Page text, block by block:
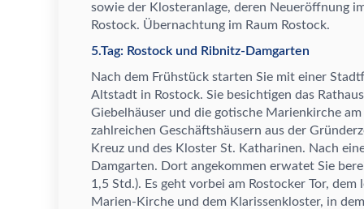
sowie der Klosteranlage, deren Neueröffnung
Rostock. Übernachtung im Raum Rostock.
5.Tag: Rostock und Ribnitz-Damgarten
Nach dem Frühstück starten Sie mit einer Stadtf
Altstadt in Rostock. Sie besichtigen das
Giebelhäuser und die gotische Marienkirche
zahlreichen Geschäftshäusern aus der Grü
Kreuz und des Kloster St. Katharinen. Nach
Damgarten. Dort angekommen erwatet Sie
1,5 Std.). Es geht vorbei am Rostocker Tor,
Marien-Kirche und dem Klarissenkloster, in